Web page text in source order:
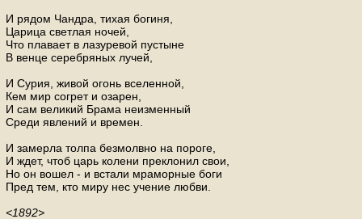
И рядом Чандра, тихая богиня,
Царица светлая ночей,
Что плавает в лазуревой пустыне
В венце серебряных лучей,
И Сурия, живой огонь вселенной,
Кем мир согрет и озарен,
И сам великий Брама неизменный
Среди явлений и времен.
И замерла толпа безмолвно на пороге,
И ждет, чтоб царь колени преклонил свои,
Но он вошел - и встали мраморные боги
Пред тем, кто миру нес учение любви.
<1892>